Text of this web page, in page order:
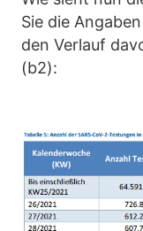
Sie die
den Verlauf
(b2):